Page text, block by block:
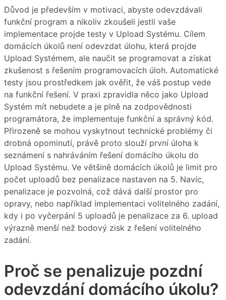
Důvod je především v motivaci, abyste odevzdávali
funkční program a nikoliv zkoušeli jestli vaše
implementace projde testy v Upload Systému. Cílem
domácích úkolů není odevzdat úlohu, která projde
Upload Systémem, ale naučit se programovat a získat
zkušenost s řešením programovacích úloh. Automatické
testy jsou prostředkem jak ověřit, že váš postup vede
na funkční řešení. V praxi zpravidla něco jako Upload
Systém mít nebudete a je plně na zodpovědnosti
programátora, že implementuje funkční a správný kód.
Přirozeně se mohou vyskytnout technické problémy či
drobná opominutí, právě proto slouží první úloha k
seznámení s nahráváním řešení domácího úkolu do
Upload Systému. Ve většině domácích úkolů je limit pro
počet uploadů bez penalizace nastaven na 5. Navíc,
penalizace je pozvolná, což dává další prostor pro
opravy, nebo například implementaci volitelného zadání,
kdy i po vyčerpání 5 uploadů je penalizace za 6. upload
výrazně menší než bodový zisk z řešení volitelného
zadání.
Proč se penalizuje pozdní
odevzdání domácího úkolu?